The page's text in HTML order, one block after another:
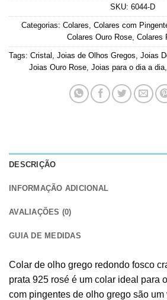
SKU: 6044-D
Categorias: Colares Colares com
Colares Ouro Rose Colares
Tags: Cristal Joias de Olhos Gregos Joias
Joias Ouro Rose, Joias para o dia a dia,
DESCRIÇÃO
INFORMAÇÃO ADICIONAL
AVALIAÇÕES (0)
GUIA DE MEDIDAS
Colar de olho grego redondo fosco
prata 925 rosé é um colar ideal para
com pingentes de olho grego são